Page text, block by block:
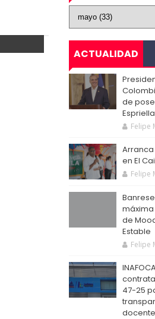
ACTUALIDAD
de
Espriella
Felipe
Arranca
en El
Felipe
de
Estable
Felipe
47-25
docente